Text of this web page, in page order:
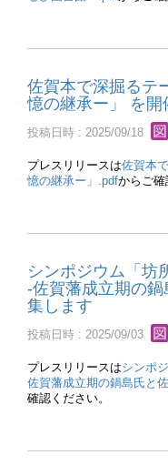
佐賀本で深掘るテ
憶の継承ー」 を開
投稿日時 : 2025/09/18
プレスリリースは佐賀本
憶の継承ー」.pdfからご確
シンポジウム「坊
‐佐賀藩成立期の
集します
投稿日時 : 2025/09/03
プレスリリースはシンポ
佐賀藩成立期の鍋島氏と
確認ください。